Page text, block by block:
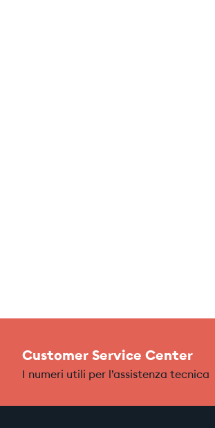
Customer Service Center
I numeri utili per l’assistenza tecnica